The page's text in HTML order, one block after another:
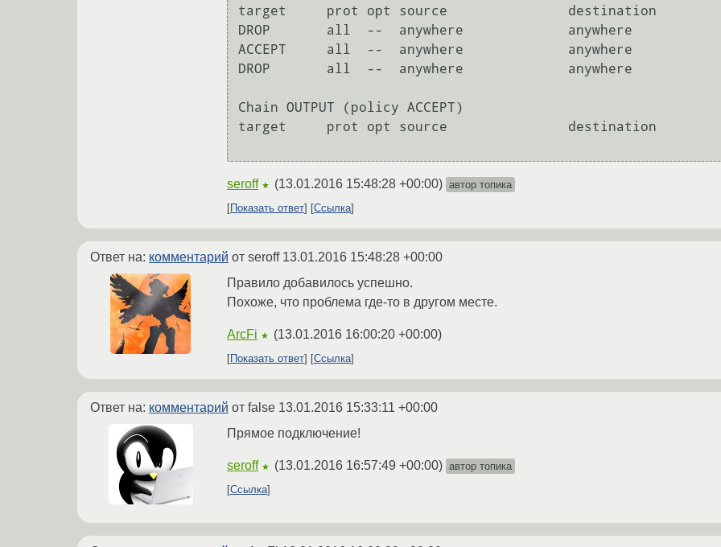
target     prot opt source
DROP       all  --  anywhere             anywhere
ACCEPT     all  --  anywhere             anywhere
DROP       all  --  anywhere             anywhere
Chain OUTPUT (policy ACCEPT)
target     prot opt source               destination
seroff ★ (13.01.2016 15:48:28 +00:00) автор топика
Показать ответ
Ссылка
Ответ на: комментарий от seroff 13.01.2016 15:48:28 +00:00
Правило добавилось успешно.
Похоже, что проблема где-то в другом месте.
ArcFi ★ (13.01.2016 16:00:20 +00:00)
Показать ответ Ссылка
Ответ на: комментарий от false 13.01.2016 15:33:11 +00:00
Прямое подключение!
seroff ★ (13.01.2016 16:57:49 +00:00) автор топика
Ссылка